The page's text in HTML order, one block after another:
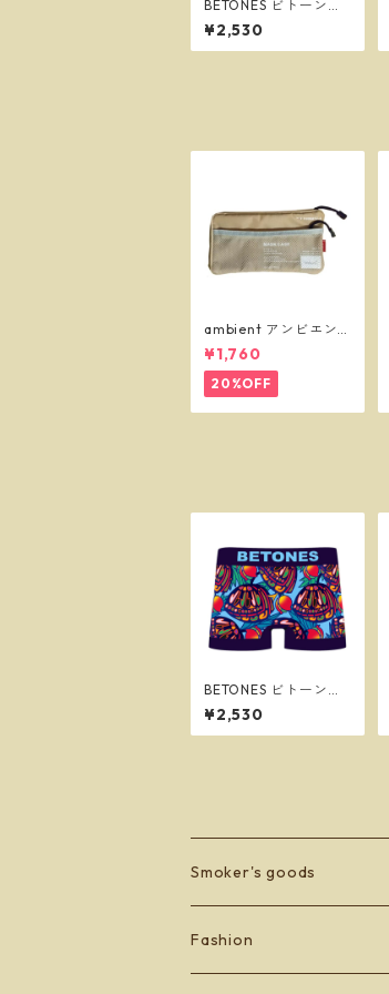
BETONES ビトーンズ
BATIK2 NAVY メンズ
フリーサイズ ボクサー
パンツ ※ネコポスで送
¥2,530
ambient アンビエン
ト マスクケース ベー
ジュ
¥1,760
20%OFF
BETONES ビトーンズ
POPPY PURPLE メン
ズ フリーサイズ ボク
サーパンツ ※ネコポス
¥2,530
Smoker's goods
zippo
Fashion